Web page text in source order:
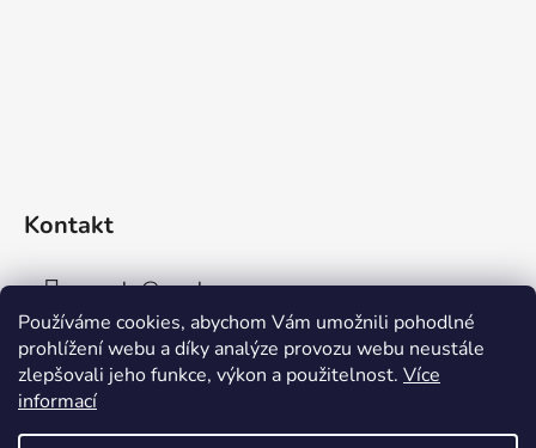
Používáme cookies, abychom Vám umožnili pohodlné
prohlížení webu a díky analýze provozu webu neustále
zlepšovali jeho funkce, výkon a použitelnost. Více
informací
Kontakt
sperky@sperky-nm.cz
+420 737 11 00 33